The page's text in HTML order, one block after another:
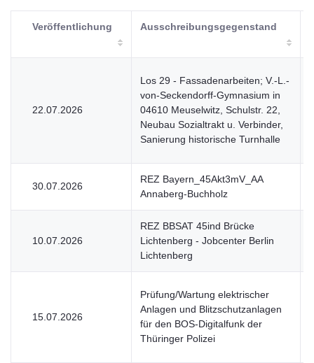
Veröffentlichung Ausschreibungsgegenstand
22.07.2026
Los 29 - Fassadenarbeiten; V.-L.-
von-Seckendorff-Gymnasium in
04610 Meuselwitz, Schulstr. 22,
Neubau Sozialtrakt u. Verbinder,
Sanierung historische Turnhalle
30.07.2026
REZ Bayern_45Akt3mV_AA
Annaberg-Buchholz
10.07.2026
REZ BBSAT 45ind Brücke
Lichtenberg - Jobcenter Berlin
Lichtenberg
15.07.2026
Prüfung/Wartung elektrischer
Anlagen und Blitzschutzanlagen
für den BOS-Digitalfunk der
Thüringer Polizei